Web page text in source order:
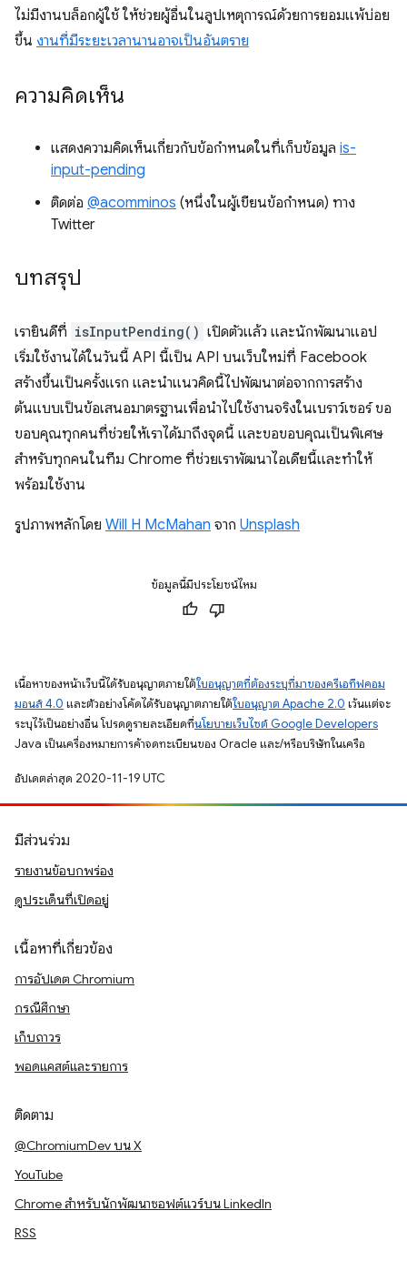
ไม่มีงานบล็อกผู้ใช้ ให้ช่วยผู้อื่นในลูปเหตุการณ์ด้วยการยอมแพ้บ่อย
ขึ้น งานที่มีระยะเวลานานอาจเป็นอันตราย
ความคิดเห็น
แสดงความคิดเห็นเกี่ยวกับข้อกำหนดในที่เก็บข้อมูล is-
input-pending
ติดต่อ @acomminos (หนึ่งในผู้เขียนข้อกำหนด) ทาง
Twitter
บทสรุป
เรายินดีที่ isInputPending() เปิดตัวแล้ว และนักพัฒนาแอป
เริ่มใช้งานได้ในวันนี้ API นี้เป็น API บนเว็บใหม่ที่ Facebook
สร้างขึ้นเป็นครั้งแรก และนำแนวคิดนี้ไปพัฒนาต่อจากการสร้าง
ต้นแบบเป็นข้อเสนอมาตรฐานเพื่อนำไปใช้งานจริงในเบราว์เซอร์ ขอ
ขอบคุณทุกคนที่ช่วยให้เราได้มาถึงจุดนี้ และขอขอบคุณเป็นพิเศษ
สำหรับทุกคนในทีม Chrome ที่ช่วยเราพัฒนาไอเดียนี้และทำให้
พร้อมใช้งาน
รูปภาพหลักโดย Will H McMahan จาก Unsplash
ข้อมูลนี้มีประโยชน์ไหม
เนื้อหาของหน้าเว็บนี้ได้รับอนุญาตภายใต้ใบอนุญาตที่ต้องระบุที่มาของครีเอทีฟคอม
มอนส์ 4.0 และตัวอย่างโค้ดได้รับอนุญาตภายใต้ใบอนุญาต Apache 2.0 เว้นแต่จะ
ระบุไว้เป็นอย่างอื่น โปรดดูรายละเอียดที่นโยบายเว็บไซต์ Google Developers
Java เป็นเครื่องหมายการค้าจดทะเบียนของ Oracle และ/หรือบริษัทในเครือ
อัปเดตล่าสุด 2020-11-19 UTC
มีส่วนร่วม
รายงานข้อบกพร่อง
ดูประเด็นที่เปิดอยู่
เนื้อหาที่เกี่ยวข้อง
การอัปเดต Chromium
กรณีศึกษา
เก็บถาวร
พอดแคสต์และรายการ
ติดตาม
@ChromiumDev บน X
YouTube
Chrome สำหรับนักพัฒนาซอฟต์แวร์บน LinkedIn
RSS